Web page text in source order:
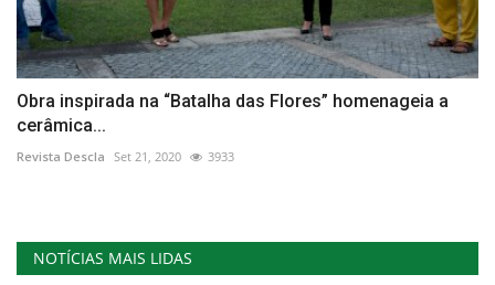
Obra inspirada na “Batalha das Flores” homenageia a
cerâmica...
Revista Descla Set 21, 2020 3933
NOTÍCIAS MAIS LIDAS